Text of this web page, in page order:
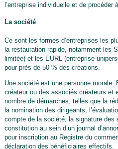
l’entreprise individuelle et de procéder
La société
Ce sont les formes d’entreprises les
la restauration rapide, notamment les
limitée) et les EURL (entreprise
pour près de 50 % des créations.
Une société est une personne morale.
créateur ou des associés créateurs et
nombre de démarches, telles que la
la nomination des dirigeants,
compte de la société, la signature des
constitution au sein d’un journal
pour inscription au Registre du
déclaration des bénéficiaires effectifs.